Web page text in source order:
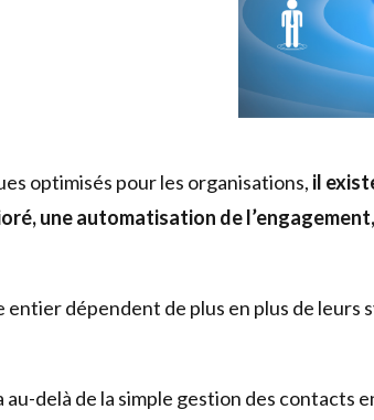
optimisés pour les organisations, il
une automatisation de
dépendent de plus en plus de leurs
au-delà de la simple gestion des contacts